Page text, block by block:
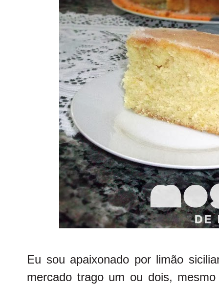
Eu sou apaixonado por limão
mercado trago um ou dois,